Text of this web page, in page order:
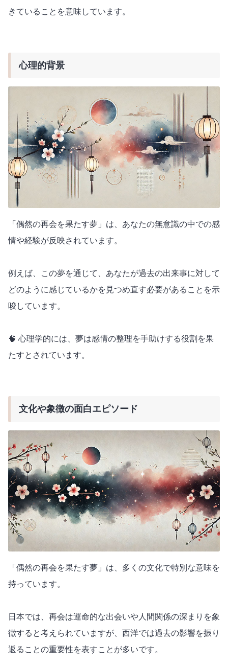
きていることを意味しています。
心理的背景
「偶然の再会を果たす夢」は、あなたの無意識の中での感
情や経験が反映されています。
例えば、この夢を通じて、あなたが過去の出来事に対して
どのように感じているかを見つめ直す必要があることを示
唆しています。
🧠 心理学的には、夢は感情の整理を手助けする役割を果
たすとされています。
文化や象徴の面白エピソード
「偶然の再会を果たす夢」は、多くの文化で特別な意味を
持っています。
日本では、再会は運命的な出会いや人間関係の深まりを象
徴すると考えられていますが、西洋では過去の影響を振り
返ることの重要性を表すことが多いです。